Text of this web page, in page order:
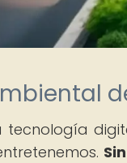
tecnología